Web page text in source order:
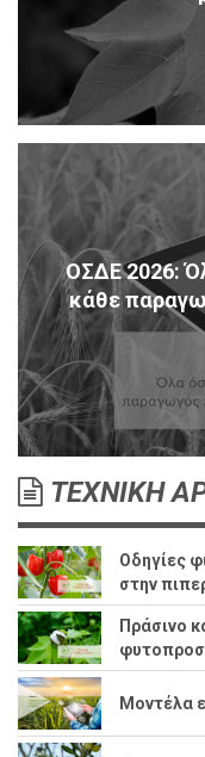
ΟΣΔΕ 2026:
κάθε
ΤΕΧΝΙΚΗ
Οδηγίες
στην
Πράσινο
Μοντέλα